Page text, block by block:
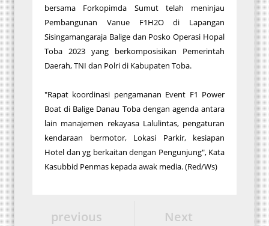
bersama Forkopimda Sumut telah meninjau
Pembangunan Vanue F1H2O di Lapangan
Sisingamangaraja Balige dan Posko Operasi Hopal
Toba 2023 yang berkomposisikan Pemerintah
Daerah, TNI dan Polri di Kabupaten Toba.
"Rapat koordinasi pengamanan Event F1 Power
Boat di Balige Danau Toba dengan agenda antara
lain manajemen rekayasa Lalulintas, pengaturan
kendaraan bermotor, Lokasi Parkir, kesiapan
Hotel dan yg berkaitan dengan Pengunjung", Kata
Kasubbid Penmas kepada awak media. (Red/Ws)
Next
previous